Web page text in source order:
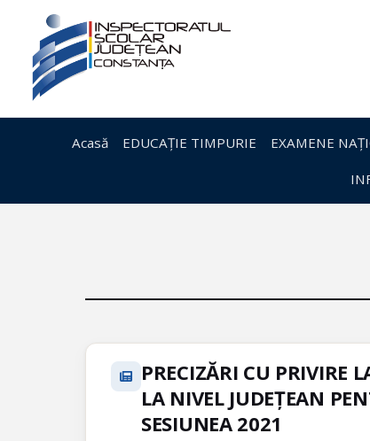
Acasă EDUCAȚIE TIMPURIE EXAMENE
PRECIZĂRI CU PRIVIRE
LA NIVEL JUDEȚEAN
SESIUNEA 2021